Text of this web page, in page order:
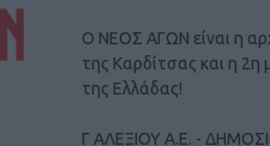
Ο ΝΕΟΣ ΑΓΩΝ είναι η
της Καρδίτσας και η 2η
της Ελλάδας!
Γ ΑΛΕΞΙΟΥ Α.Ε. -